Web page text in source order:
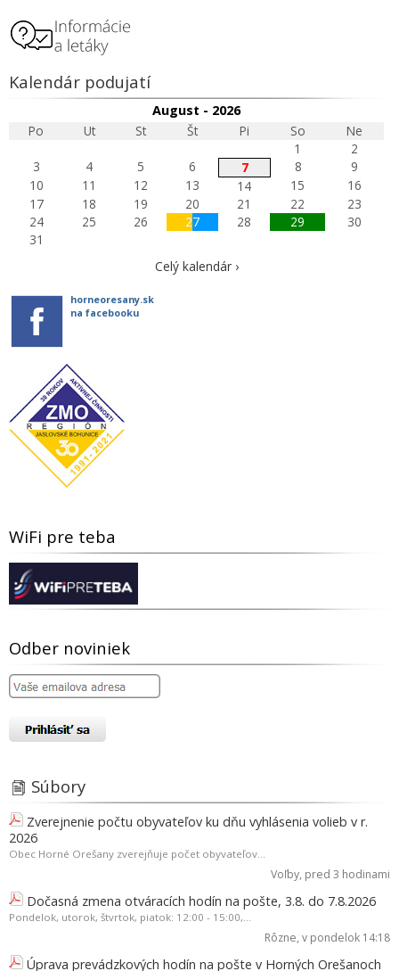
Kalendár podujatí
August - 2026
Po
Ut St Št Pi So
Ne
1
2
3
4 5 6 7 8
9
10
11 12 13 14 15
16
17
18 19 20 21 22
23
24
25 26 27 28 29
30
31
Celý kalendár ›
horneoresany.sk
na facebooku
WiFi pre teba
Odber noviniek
Súbory
Zverejnenie počtu obyvateľov ku dňu vyhlásenia volieb v r.
2026
Obec Horné Orešany zverejňuje počet obyvateľov...
Voľby, pred 3 hodinami
Dočasná zmena otváracích hodín na pošte, 3.8. do 7.8.2026
Pondelok, utorok, štvrtok, piatok: 12:00 - 15:00,...
Rôzne, v pondelok 14:18
Úprava prevádzkových hodín na pošte v Horných Orešanoch